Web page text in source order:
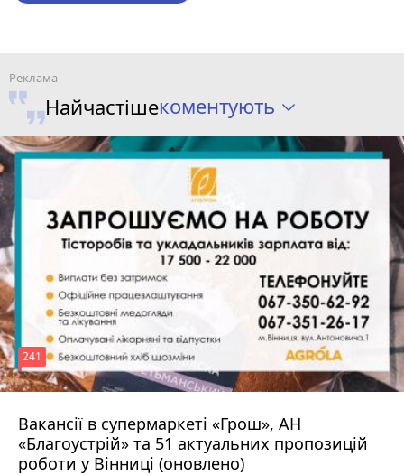
Найчастішекоментують
Вакансії в супермаркеті «Грош», АН
«Благоустрій» та 51 актуальних пропозицій
роботи у Вінниці (оновлено)
241
4 серпня 2026 р.